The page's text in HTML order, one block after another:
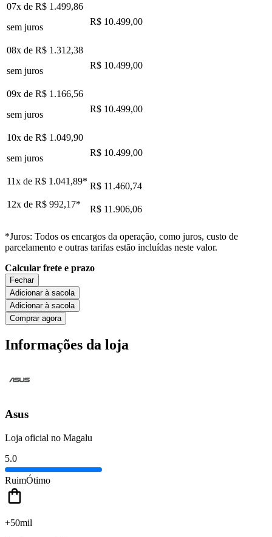
07x de R$ 1.499,86
sem juros
R$ 10.499,00
08x de R$ 1.312,38
sem juros
R$ 10.499,00
09x de R$ 1.166,56
sem juros
R$ 10.499,00
10x de R$ 1.049,90
sem juros
R$ 10.499,00
11x de R$ 1.041,89* R$ 11.460,74
12x de R$ 992,17* R$ 11.906,06
*Juros: Todos os encargos da operação, como juros, custo de
parcelamento e outras tarifas estão incluídas neste valor.
Calcular frete e prazo
Fechar
Adicionar à sacola
Adicionar à sacola
Comprar agora
Informações da loja
Asus
Loja oficial no Magalu
5.0
RuimÓtimo
+50mil